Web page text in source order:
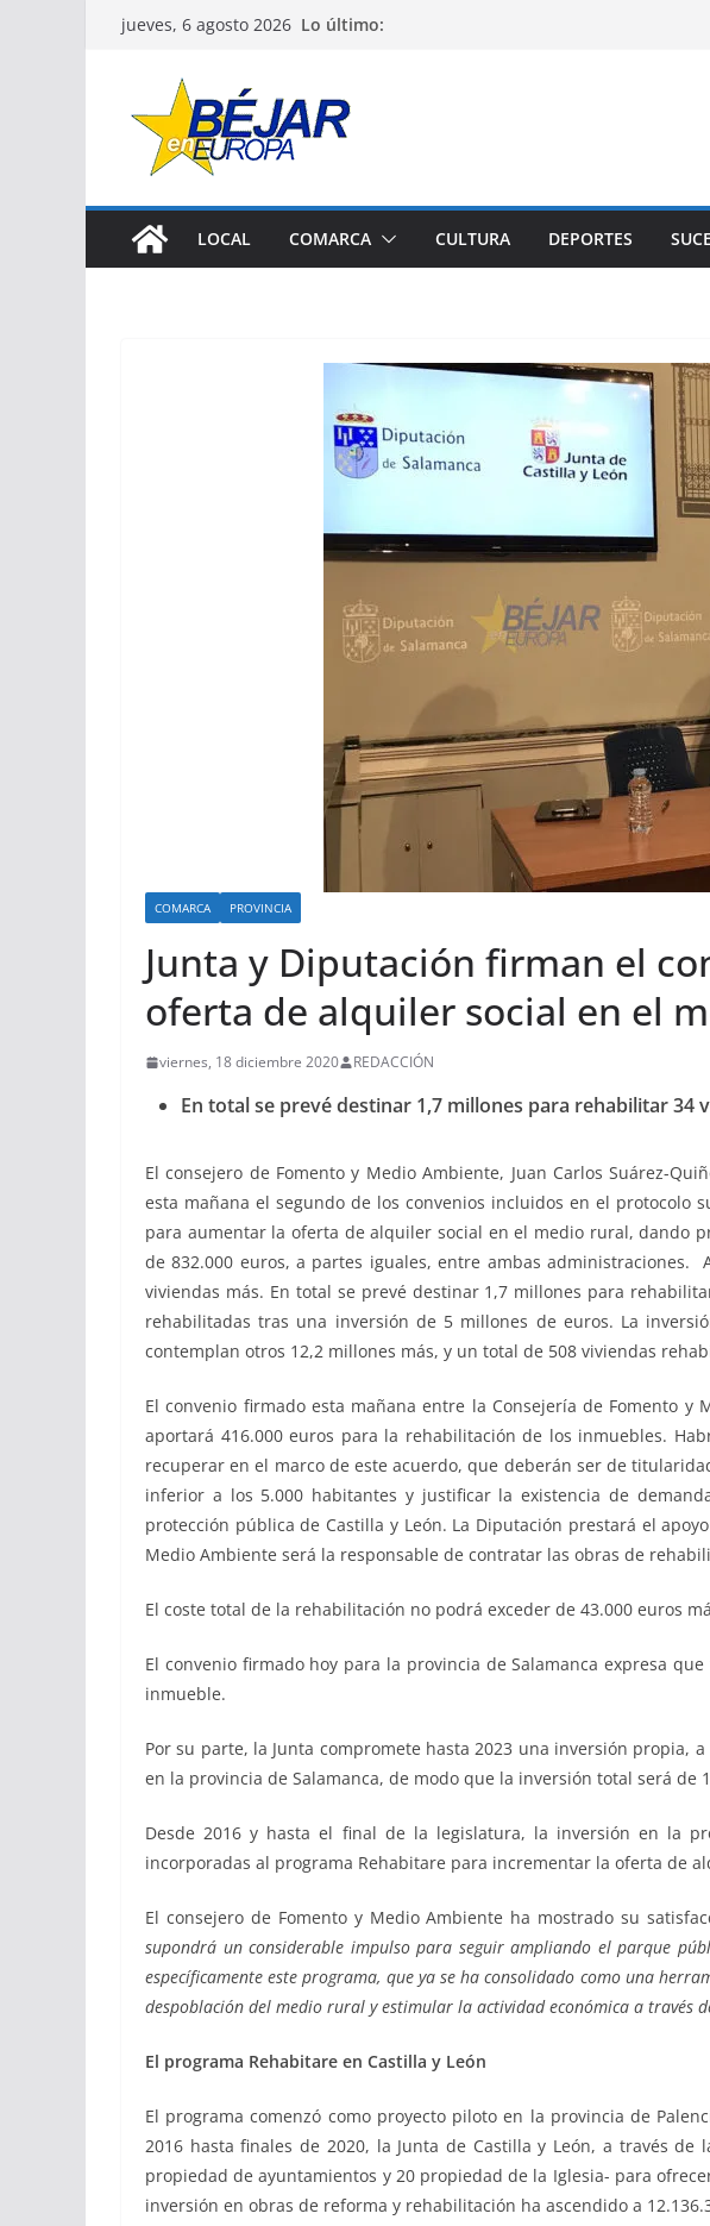
Saltarjueves, 6 agosto 2026 Lo último:
LOCAL COMARCA CULTURA DEPORTES
COMARCA PROVINCIA
Junta y Diputación firman el
oferta de alquiler social en el
viernes, 18 diciembre 2020 REDACCIÓN
En total se prevé destinar 1,7 millones para rehabilitar 34
El consejero de Fomento y Medio Ambiente, Juan Carlos Suárez-
esta mañana el segundo de los convenios incluidos en el
para aumentar la oferta de alquiler social en el medio rural, dando
de 832.000 euros, a partes iguales, entre ambas
viviendas más. En total se prevé destinar 1,7 millones para
rehabilitadas tras una inversión de 5 millones de euros. La
contemplan otros 12,2 millones más, y un total de 508 viviendas
El convenio firmado esta mañana entre la Consejería de Fomento
aportará 416.000 euros para la rehabilitación de los inmuebles.
recuperar en el marco de este acuerdo, que deberán ser de
inferior a los 5.000 habitantes y justificar la existencia de
protección pública de Castilla y León. La Diputación prestará el
Medio Ambiente será la responsable de contratar las obras de
El coste total de la rehabilitación no podrá exceder de 43.000 euros
El convenio firmado hoy para la provincia de Salamanca expresa
inmueble.
Por su parte, la Junta compromete hasta 2023 una inversión propia,
en la provincia de Salamanca, de modo que la inversión total será de
Desde 2016 y hasta el final de la legislatura, la inversión en la
incorporadas al programa Rehabitare para incrementar la oferta de
El consejero de Fomento y Medio Ambiente ha mostrado su
supondrá un considerable impulso para seguir ampliando el parque
específicamente este programa, que ya se ha consolidado como una
despoblación del medio rural y estimular la actividad económica a través
El programa Rehabitare en Castilla y León
El programa comenzó como proyecto piloto en la provincia de
2016 hasta finales de 2020, la Junta de Castilla y León, a través
propiedad de ayuntamientos y 20 propiedad de la Iglesia- para
inversión en obras de reforma y rehabilitación ha ascendido a